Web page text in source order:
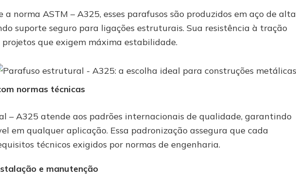
a norma ASTM – A325, esses parafusos são produzidos em aço de alta
suporte seguro para ligações estruturais. Sua resistência à tração
que exigem máxima estabilidade.
normas técnicas
– A325 atende aos padrões internacionais de qualidade, garantindo
em qualquer aplicação. Essa padronização assegura que cada
técnicos exigidos por normas de engenharia.
e manutenção